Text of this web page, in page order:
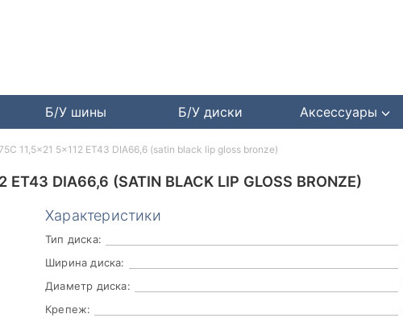
Б/У шины Б/У диски Аксессуары
ET43 DIA66,6 (SATIN BLACK LIP GLOSS BRONZE)
Характеристики
Тип диска:
Ширина диска:
Диаметр диска:
Крепеж:
11,5x21 5x112 ET43 DIA66,6 (satin black lip gloss bronze)